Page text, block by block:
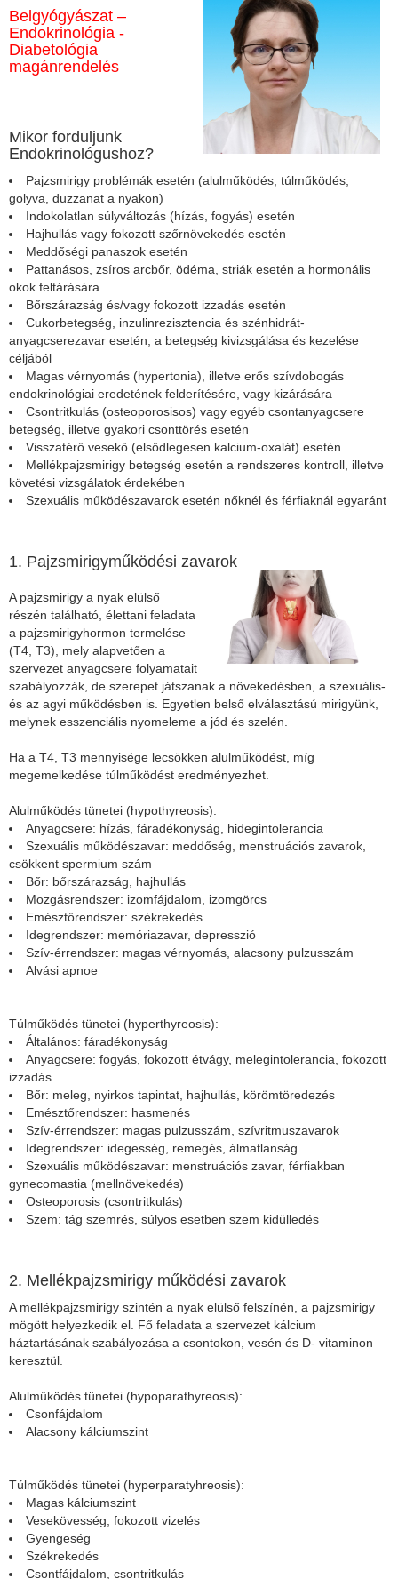
Belgyógyászat –
Endokrinológia -
Diabetológia
magánrendelés
Mikor forduljunk
Endokrinológushoz?
Pajzsmirigy problémák esetén (alulműködés, túlműködés,
golyva, duzzanat a nyakon)
Indokolatlan súlyváltozás (hízás, fogyás) esetén
Hajhullás vagy fokozott szőrnövekedés esetén
Meddőségi panaszok esetén
Pattanásos, zsíros arcbőr, ödéma, striák esetén a hormonális
okok feltárására
Bőrszárazság és/vagy fokozott izzadás esetén
Cukorbetegség, inzulinrezisztencia és szénhidrát-
anyagcserezavar esetén, a betegség kivizsgálása és kezelése
céljából
Magas vérnyomás (hypertonia), illetve erős szívdobogás
endokrinológiai eredetének felderítésére, vagy kizárására
Csontritkulás (osteoporosisos) vagy egyéb csontanyagcsere
betegség, illetve gyakori csonttörés esetén
Visszatérő vesekő (elsődlegesen kalcium-oxalát) esetén
Mellékpajzsmirigy betegség esetén a rendszeres kontroll, illetve
követési vizsgálatok érdekében
Szexuális működészavarok esetén nőknél és férfiaknál egyaránt
1. Pajzsmirigyműködési zavarok
A pajzsmirigy a nyak elülső
részén található, élettani feladata
a pajzsmirigyhormon termelése
(T4, T3), mely alapvetően a
szervezet anyagcsere folyamatait
szabályozzák, de szerepet játszanak a növekedésben, a szexuális-
és az agyi működésben is. Egyetlen belső elválasztású mirigyünk,
melynek esszenciális nyomeleme a jód és szelén.
Ha a T4, T3 mennyisége lecsökken alulműködést, míg
megemelkedése túlműködést eredményezhet.
Alulműködés tünetei (hypothyreosis):
Anyagcsere: hízás, fáradékonyság, hidegintolerancia
Szexuális működészavar: meddőség, menstruációs zavarok,
csökkent spermium szám
Bőr: bőrszárazság, hajhullás
Mozgásrendszer: izomfájdalom, izomgörcs
Emésztőrendszer: székrekedés
Idegrendszer: memóriazavar, depresszió
Szív-érrendszer: magas vérnyomás, alacsony pulzusszám
Alvási apnoe
Túlműködés tünetei (hyperthyreosis):
Általános: fáradékonyság
Anyagcsere: fogyás, fokozott étvágy, melegintolerancia, fokozott
izzadás
Bőr: meleg, nyirkos tapintat, hajhullás, körömtöredezés
Emésztőrendszer: hasmenés
Szív-érrendszer: magas pulzusszám, szívritmuszavarok
Idegrendszer: idegesség, remegés, álmatlanság
Szexuális működészavar: menstruációs zavar, férfiakban
gynecomastia (mellnövekedés)
Osteoporosis (csontritkulás)
Szem: tág szemrés, súlyos esetben szem kidülledés
2. Mellékpajzsmirigy működési zavarok
A mellékpajzsmirigy szintén a nyak elülső felszínén, a pajzsmirigy
mögött helyezkedik el. Fő feladata a szervezet kálcium
háztartásának szabályozása a csontokon, vesén és D- vitaminon
keresztül.
Alulműködés tünetei (hypoparathyreosis):
Csonfájdalom
Alacsony kálciumszint
Túlműködés tünetei (hyperparatyhreosis):
Magas kálciumszint
Vesekövesség, fokozott vizelés
Gyengeség
Székrekedés
Csontfájdalom, csontritkulás